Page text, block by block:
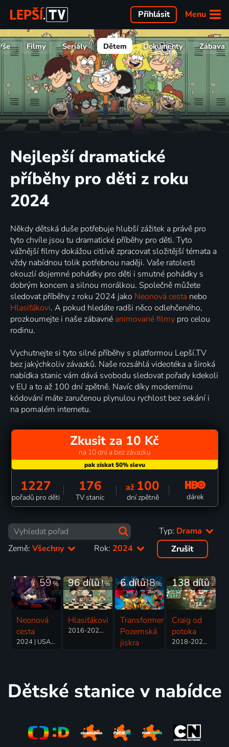
Menu
Přihlásit
Filmy Seriály Dětem Dokumenty Zábava
Nejlepší dramatické
příběhy pro děti z roku
2024
Někdy dětská duše potřebuje hlubší zážitek a právě pro
tyto chvíle jsou tu dramatické příběhy pro děti. Tyto
vážnější filmy dokážou citlivě zpracovat složitější témata a
vždy nabídnou tolik potřebnou naději. Vaše ratolesti
okouzlí dojemné pohádky pro děti i smutné pohádky s
dobrým koncem a silnou morálkou. Společně můžete
sledovat příběhy z roku 2024 jako Neonová cesta nebo
Hlasiťákovi. A pokud hledáte radši něco odlehčeného,
prozkoumejte i naše zábavné animované filmy pro celou
rodinu.
Vychutnejte si tyto silné příběhy s platformou Lepší.TV
bez jakýchkoliv závazků. Naše rozsáhlá videotéka a široká
nabídka stanic vám dává svobodu sledovat pořady kdekoli
v EU a to až 100 dní zpětně. Navíc díky modernímu
kódování máte zaručenou plynulou rychlost bez sekání i
na pomalém internetu.
Zkusit za 10 Kč
na 10 dní a bez závazku
1227
pořadů pro děti
176
TV stanic
až 100
dní zpětně dárek
Typ: Drama
Země: Všechny Rok: 2024 Zrušit
59%
Neonová
cesta
2024 | USA | Drama, Hudební, Rodinný
69%
96 dílů
Hlasiťákovi
2016-2026 | USA | Animovaný, Akční, Dobrodružný, Drama, Fantasy, Hudební, Komedie, Rodinný, Thriller
38%
6 dílů
Transformers:
Pozemská
jiskra
76%
138 dílů
Craig od
potoka
2018-2024 | USA | Animovaný, Dobrodružný, Drama, Fantasy, Komedie, Pohádka, Rodinný, Akční, Science Fiction
Dětské stanice v nabídce